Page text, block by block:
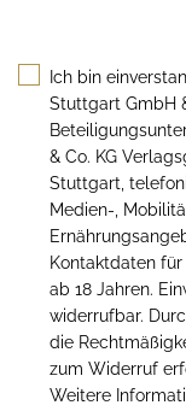
Ich bin
Stuttgart GmbH
& Co. KG
Stuttgart,
Medien-,
Kontaktdaten
ab 18 Jahren.
widerrufbar.
die
zum Widerruf
Weitere